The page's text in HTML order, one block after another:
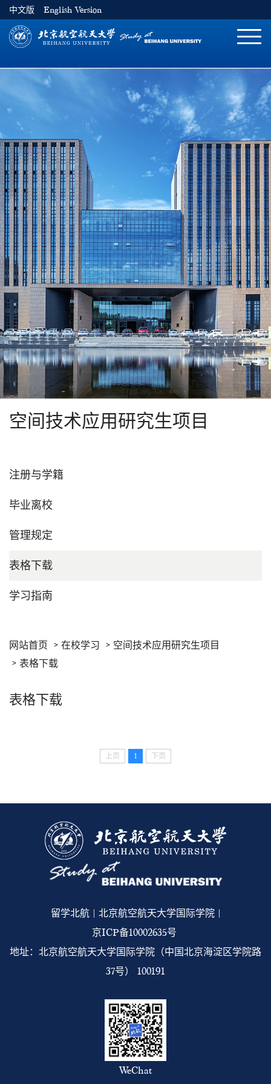
中文版 English Version
切
空间技术应用研究生项目
注册与学籍
毕业离校
管理规定
表格下载
学习指南
网站首页 在校学习
空间技术应用研究生项目
表格下载
表格下载
上页 1 下页
留学北航 | 北京航空航天大学国际学院 |
京ICP备10002635号
地址：北京航空航天大学国际学院（中国北京海淀区学院路
37号） 100191
WeChat